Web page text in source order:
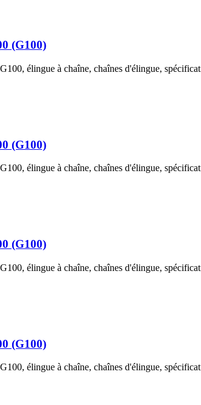
(G100)
élingue à chaîne, chaînes d'élingue,
(G100)
élingue à chaîne, chaînes d'élingue,
(G100)
élingue à chaîne, chaînes d'élingue,
(G100)
élingue à chaîne, chaînes d'élingue,